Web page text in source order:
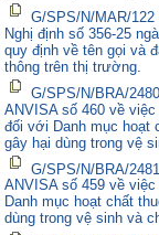
G/SPS/N/MAR/
Nghị định số 356-25
quy định về tên gọi và
thông trên thị trường.
G/SPS/N/BRA/
ANVISA số 460 về
đối với Danh mục hoạt
gây hại dùng trong vệ
G/SPS/N/BRA/
ANVISA số 459 về
Danh mục hoạt chất
dùng trong vệ sinh và